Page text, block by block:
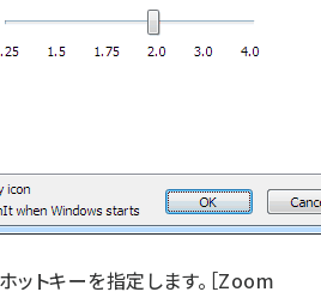
ホットキーを指定します。［Zoom